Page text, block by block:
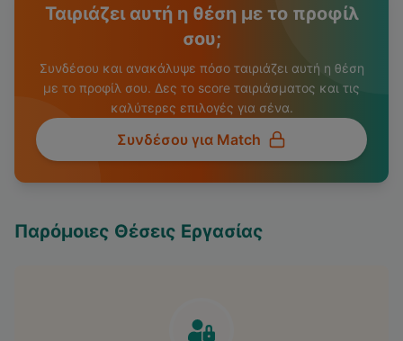
Ταιριάζει αυτή η θέση με το προφίλ
σου;
Συνδέσου και ανακάλυψε πόσο ταιριάζει αυτή η θέση
με το προφίλ σου. Δες το score ταιριάσματος και τις
καλύτερες επιλογές για σένα.
Συνδέσου για Match
Παρόμοιες Θέσεις Εργασίας